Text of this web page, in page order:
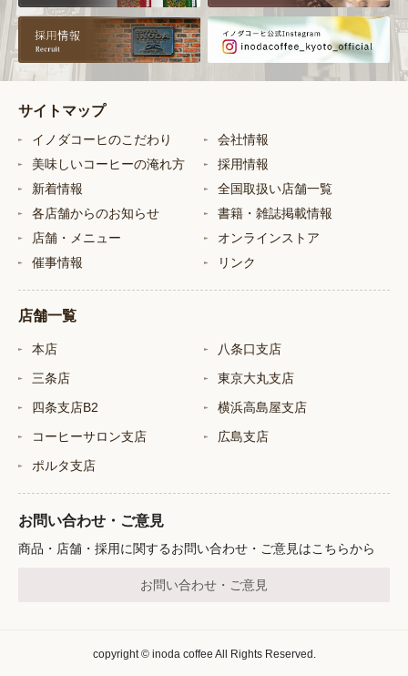
サイトマップ
イノダコーヒのこだわり
美味しいコーヒーの淹れ方
新着情報
各店舗からのお知らせ
店舗・メニュー
催事情報
会社情報
採用情報
全国取扱い店舗一覧
書籍・雑誌掲載情報
オンラインストア
リンク
店舗一覧
本店
三条店
四条支店B2
コーヒーサロン支店
ポルタ支店
八条口支店
東京大丸支店
横浜高島屋支店
広島支店
お問い合わせ・ご意見
商品・店舗・採用に関するお問い合わせ・ご意見はこちらから
お問い合わせ・ご意見
copyright © inoda coffee All Rights Reserved.